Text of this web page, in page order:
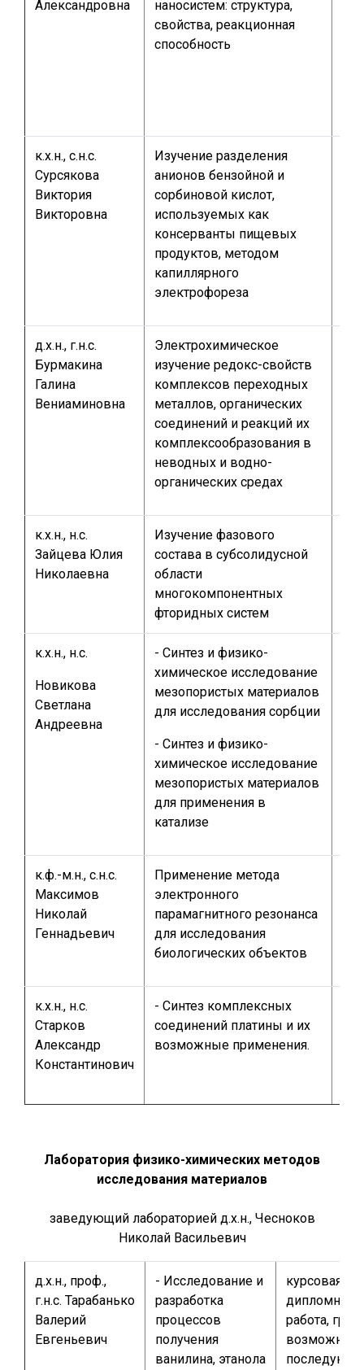
Александровна
наносистем: структура,
свойства, реакционная
способность
к.х.н., с.н.с.
Сурсякова
Виктория
Викторовна
Изучение разделения
анионов бензойной и
сорбиновой кислот,
используемых как
консерванты пищевых
продуктов, методом
капиллярного
электрофореза
д.х.н., г.н.с.
Бурмакина
Галина
Вениаминовна
Электрохимическое
изучение редокс-свойств
комплексов переходных
металлов, органических
соединений и реакций их
комплексообразования в
неводных и водно-
органических средах
к.х.н., н.с.
Зайцева Юлия
Николаевна
Изучение фазового
состава в субсолидусной
области
многокомпонентных
фторидных систем
к.х.н., н.с.
Новикова
Светлана
Андреевна
- Синтез и физико-
химическое исследование
мезопористых материалов
для исследования сорбции
- Синтез и физико-
химическое исследование
мезопористых материалов
для применения в
катализе
к.ф.-м.н., с.н.с.
Максимов
Николай
Геннадьевич
Применение метода
электронного
парамагнитного резонанса
для исследования
биологических объектов
к.х.н., н.с.
Старков
Александр
Константинович
- Синтез комплексных
соединений платины и их
возможные применения.
Лаборатория физико-химических методов
исследования материалов
заведующий лабораторией д.х.н., Чесноков
Николай Васильевич
д.х.н., проф.,
г.н.с. Тарабанько
Валерий
Евгеньевич
- Исследование и
разработка
процессов
получения
ванилина, этанола
курсовая
дипломная
работа,